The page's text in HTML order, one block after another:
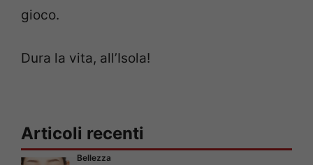
gioco.
Dura la vita, all’Isola!
Articoli recenti
Bellezza